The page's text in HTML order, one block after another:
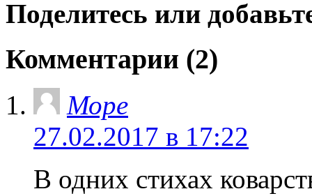
Поделитесь или
Комментарии (2)
Море
27.02.2017 в 17:22
В одних стихах